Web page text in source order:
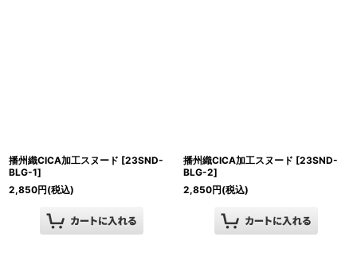
播州織CICA加工スヌード [23SND-
BLG-1]
2,850円(税込)
播州織CICA加工スヌード [23SND-
BLG-2]
2,850円(税込)